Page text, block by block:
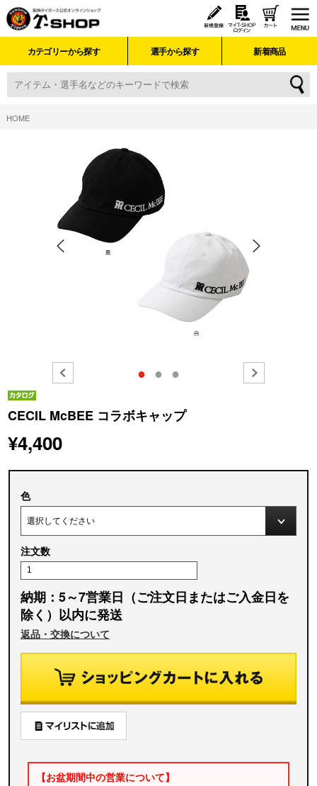
カテゴリーから探す 選手から探す 新着商品
HOME
● ● ●
CECIL McBEE コラボキャップ
¥4,400
色
注文数
納期：5～7営業日（ご注文日またはご入金日を
除く）以内に発送
返品・交換について
【お盆期間中の営業について】